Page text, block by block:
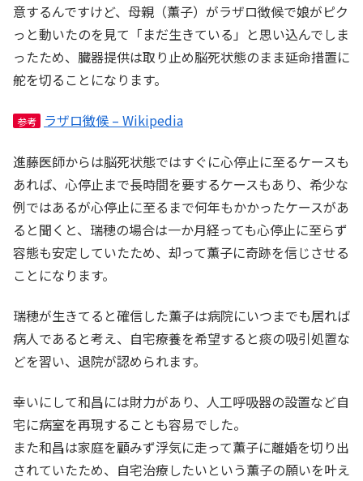
意するんですけど、母親（薫子）がラザロ徴候で娘がピク
っと動いたのを見て「まだ生きている」と思い込んでしま
ったため、臓器提供は取り止め脳死状態のまま延命措置に
舵を切ることになります。
参考 ラザロ徴候 – Wikipedia
進藤医師からは脳死状態ではすぐに心停止に至るケースも
あれば、心停止まで長時間を要するケースもあり、希少な
例ではあるが心停止に至るまで何年もかかったケースがあ
ると聞くと、瑞穂の場合は一か月経っても心停止に至らず
容態も安定していたため、却って薫子に奇跡を信じさせる
ことになります。
瑞穂が生きてると確信した薫子は病院にいつまでも居れば
病人であると考え、自宅療養を希望すると痰の吸引処置な
どを習い、退院が認められます。
幸いにして和昌には財力があり、人工呼吸器の設置など自
宅に病室を再現することも容易でした。
また和昌は家庭を顧みず浮気に走って薫子に離婚を切り出
されていたため、自宅治療したいという薫子の願いを叶え